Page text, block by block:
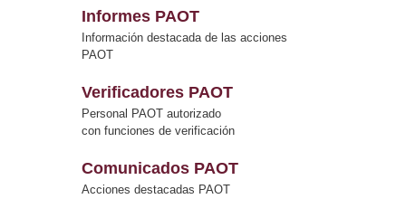
Informes PAOT
Información destacada de las acciones
PAOT
Verificadores PAOT
Personal PAOT autorizado
con funciones de verificación
Comunicados PAOT
Acciones destacadas PAOT